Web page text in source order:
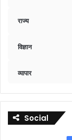
राज्य
विज्ञान
व्यापार
Social